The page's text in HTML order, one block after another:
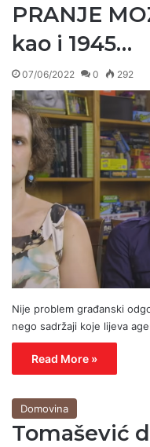
PRANJE
kao i 1945…
07/06/2022 0 292
Nije problem građanski
nego sadržaji koje lijeva
Read More »
Domovina
Tomašević